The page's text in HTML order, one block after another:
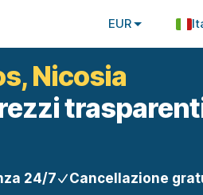
EUR
Nicosia
24/7 Cancellazione